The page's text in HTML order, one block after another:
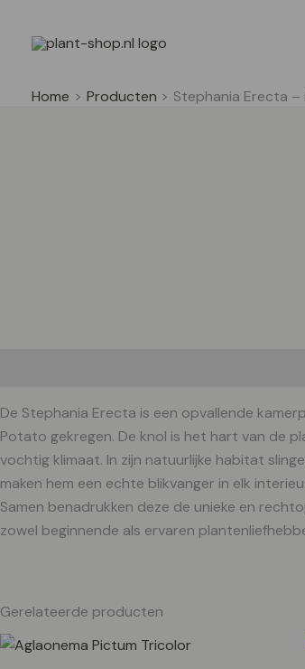
Home Producten
Stephania Erecta –
De Stephania Erecta is een opvallende
Potato gekregen. De knol is het hart van de
vochtig klimaat. In zijn natuurlijke habitat
maken hem een echte blikvanger in elk
Samen benadrukken deze de unieke en
zowel beginnende als ervaren
Gerelateerde producten